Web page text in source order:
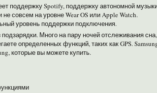
поддержку Spotify, поддержку автономной
совсем на уровне Wear OS или Apple Watch.
уровень поддержки подключения.
Много на пару ночей отслеживания
определенных функций, таких как GPS.
которые вы можете купить.